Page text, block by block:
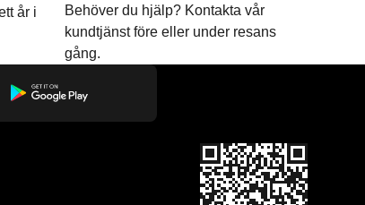
år i
Behöver du hjälp? Kontakta vår
kundtjänst före eller under resans
gång.